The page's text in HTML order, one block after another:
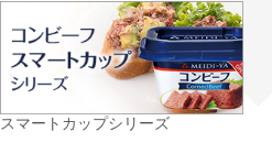
スマートカップシリーズ